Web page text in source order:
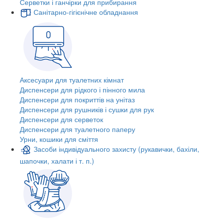
Санітарно-гігієнічне обладнання
Аксесуари для туалетних кімнат
Диспенсери для рідкого і пінного мила
Диспенсери для покриттів на унітаз
Диспенсери для рушників і сушки для рук
Диспенсери для серветок
Диспенсери для туалетного паперу
Урни, кошики для сміття
Засоби індивідуального захисту (рукавички, бахіли,
шапочки, халати і т. п.)